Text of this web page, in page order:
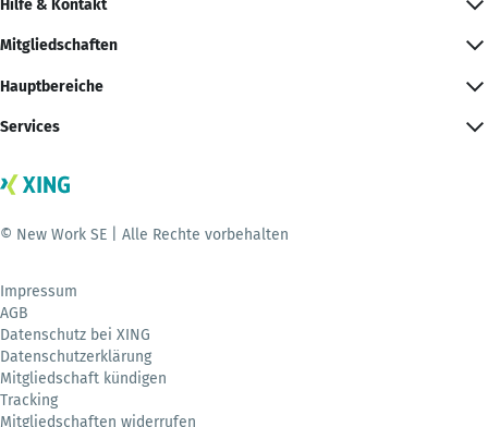
Hilfe & Kontakt
Mitgliedschaften
Hauptbereiche
Services
© New Work SE | Alle Rechte vorbehalten
Impressum
AGB
Datenschutz bei XING
Datenschutzerklärung
Mitgliedschaft kündigen
Tracking
Mitgliedschaften widerrufen